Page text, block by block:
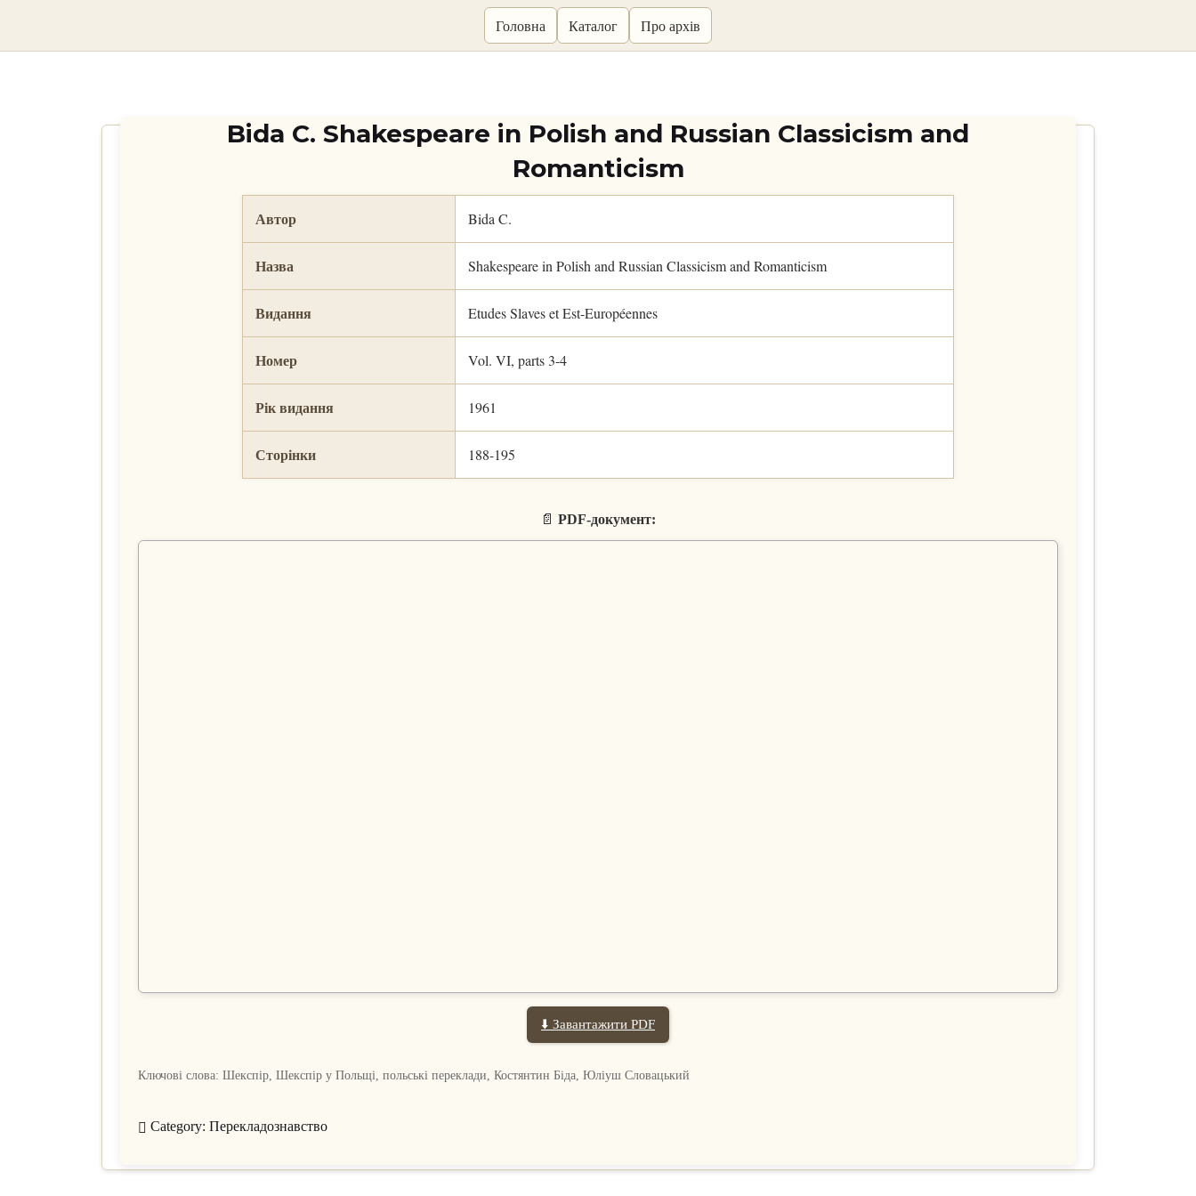
Головна Каталог Про архів
Bida C. Shakespeare in Polish and Russian Classicism and
Romanticism
Автор Bida C.
Назва Shakespeare in Polish and Russian Classicism and Romanticism
Видання Etudes Slaves et Est-Européennes
Номер Vol. VI, parts 3-4
Рік видання 1961
Сторінки 188-195
📄 PDF-документ:
⬇️ Завантажити PDF
Ключові слова: Шекспір, Шекспір у Польщі, польські переклади, Костянтин Біда, Юліуш Словацький
Category: Перекладознавство